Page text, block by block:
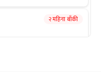
२ महिना बाँकी